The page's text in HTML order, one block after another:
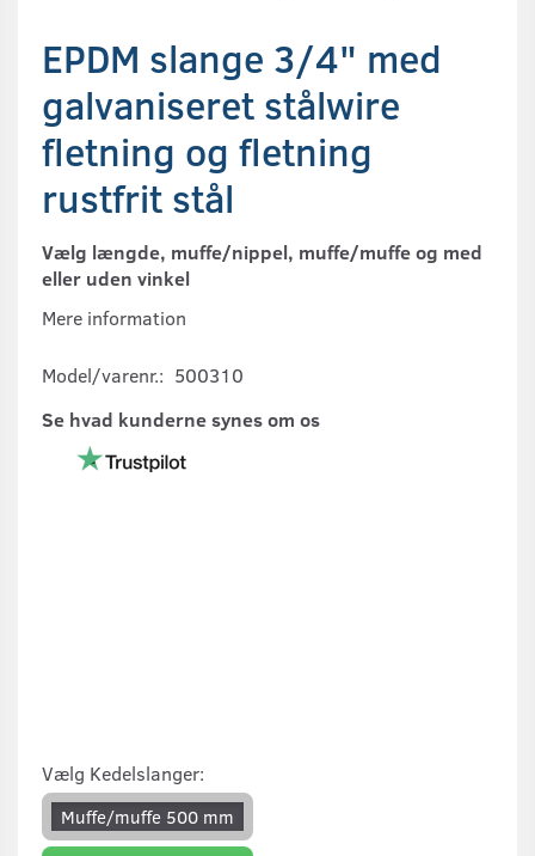
EPDM slange 3/4" med
galvaniseret stålwire
fletning og fletning
rustfrit stål
Vælg længde, muffe/nippel, muffe/muffe og med
eller uden vinkel
Mere information
Model/varenr.: 500310
Se hvad kunderne synes om os
Vælg Kedelslanger:
Muffe/muffe 500 mm